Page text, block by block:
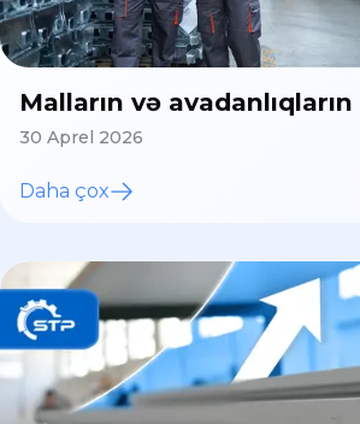
Malların və avadanlıqların
30 Aprel 2026
Daha çox